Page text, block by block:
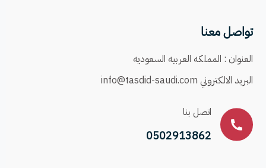
تواصل معنا
العنوان : المملكه العربيه السعوديه
البريد الالكتروني info@tasdid-saudi.com
اتصل بنا
0502913862